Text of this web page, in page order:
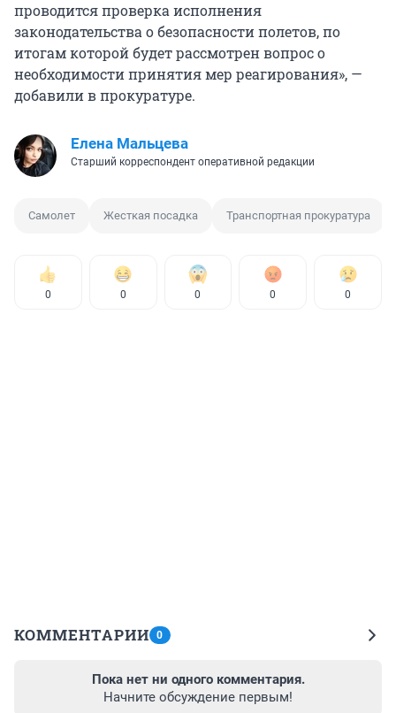
проводится проверка исполнения
законодательства о безопасности полетов, по
итогам которой будет рассмотрен вопрос о
необходимости принятия мер реагирования», —
добавили в прокуратуре.
Елена Мальцева
Старший корреспондент оперативной редакции
Самолет Жесткая посадка Транспортная прокуратура
0 0 0 0 0
КОММЕНТАРИИ 0
Пока нет ни одного комментария.
Начните обсуждение первым!